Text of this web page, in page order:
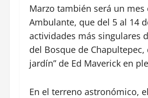
Marzo también será un
Ambulante, que del 5 al 14
actividades más singulares
del Bosque de Chapultepec,
jardín” de Ed Maverick en
En el terreno astronómico,